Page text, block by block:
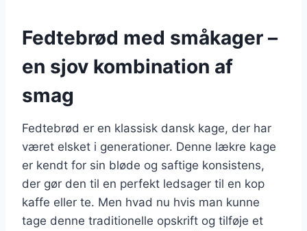
Fedtebrød med småkager –
en sjov kombination af
smag
Fedtebrød er en klassisk dansk kage, der har
været elsket i generationer. Denne lækre kage
er kendt for sin bløde og saftige konsistens,
der gør den til en perfekt ledsager til en kop
kaffe eller te. Men hvad nu hvis man kunne
tage denne traditionelle opskrift og tilføje et